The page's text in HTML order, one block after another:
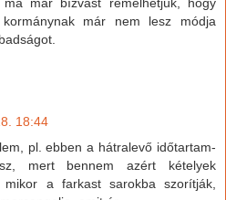
már bízvást remélhetjük, hogy
már nem lesz módja
18:44
pl. ebben a hátralevő időtartam-
mert bennem azért kételyek
mikor a farkast sarokba szorítják,